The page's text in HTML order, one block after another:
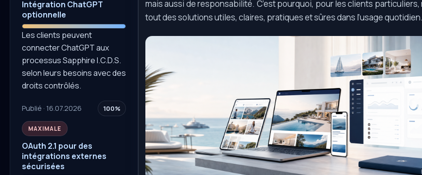
Intégration ChatGPT
optionnelle
Les clients peuvent
connecter ChatGPT aux
processus Sapphire I.C.D.S.
selon leurs besoins avec des
droits contrôlés.
Publié · 16.07.2026 100%
MAXIMALE
OAuth 2.1 pour des
intégrations externes
sécurisées
mais aussi de responsabilité. C’est pourquoi, pour les clients
tout des solutions utiles, claires, pratiques et sûres dans l’usage quotidien.